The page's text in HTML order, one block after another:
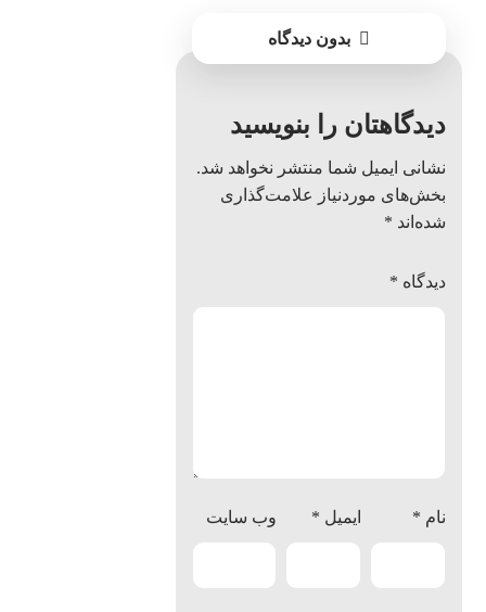
بدون دیدگاه
دیدگاهتان را بنویسید
نشانی ایمیل شما منتشر نخواهد شد.
بخش‌های موردنیاز علامت‌گذاری
شده‌اند *
دیدگاه *
نام * ایمیل * وب‌ سایت